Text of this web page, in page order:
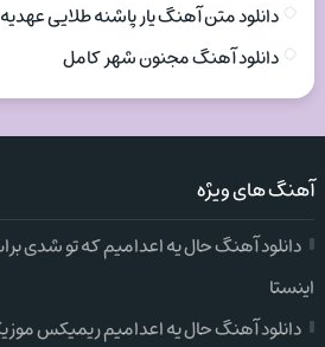
دانلود متن آهنگ یار پاشنه طلایی عهدیه
دانلود آهنگ مجنون شهر کامل
آهنگ های ویژه
دانلود آهنگ حال یه اعدامیم که تو شدی
اینستا
دانلود آهنگ حال یه اعدامیم ریمیکس